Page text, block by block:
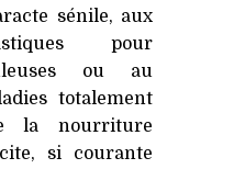
sénile, aux
pour
ou au
totalement
la nourriture
si courante